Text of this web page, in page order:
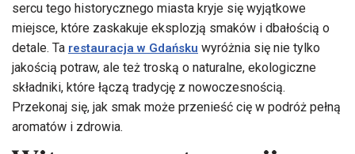
sercu tego historycznego miasta kryje się wyjątkowe
miejsce, które zaskakuje eksplozją smaków i dbałością o
detale. Ta restauracja w Gdańsku wyróżnia się nie tylko
jakością potraw, ale też troską o naturalne, ekologiczne
składniki, które łączą tradycję z nowoczesnością.
Przekonaj się, jak smak może przenieść cię w podróż pełną
aromatów i zdrowia.